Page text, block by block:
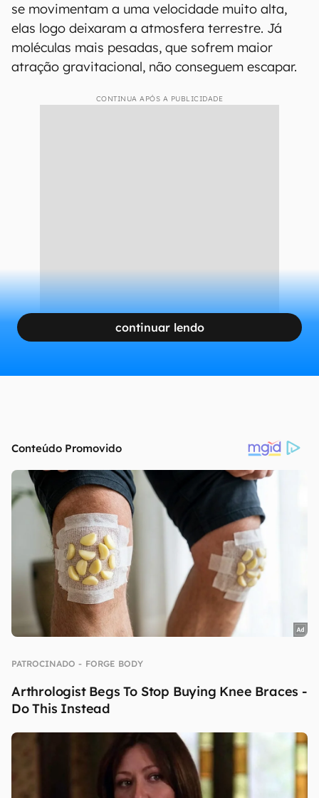
se movimentam a uma velocidade muito alta,
elas logo deixaram a atmosfera terrestre. Já
moléculas mais pesadas, que sofrem maior
atração gravitacional, não conseguem escapar.
CONTINUA APÓS A PUBLICIDADE
continuar lendo